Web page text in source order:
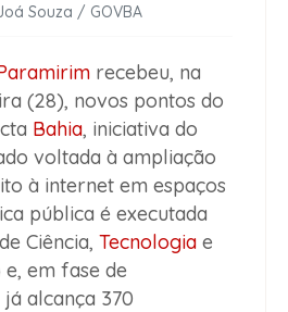
Souza / GOVBA
recebeu, na
(28), novos pontos do
Bahia, iniciativa do
voltada à ampliação
à internet em espaços
pública é executada
Ciência, Tecnologia e
em fase de
alcança 370